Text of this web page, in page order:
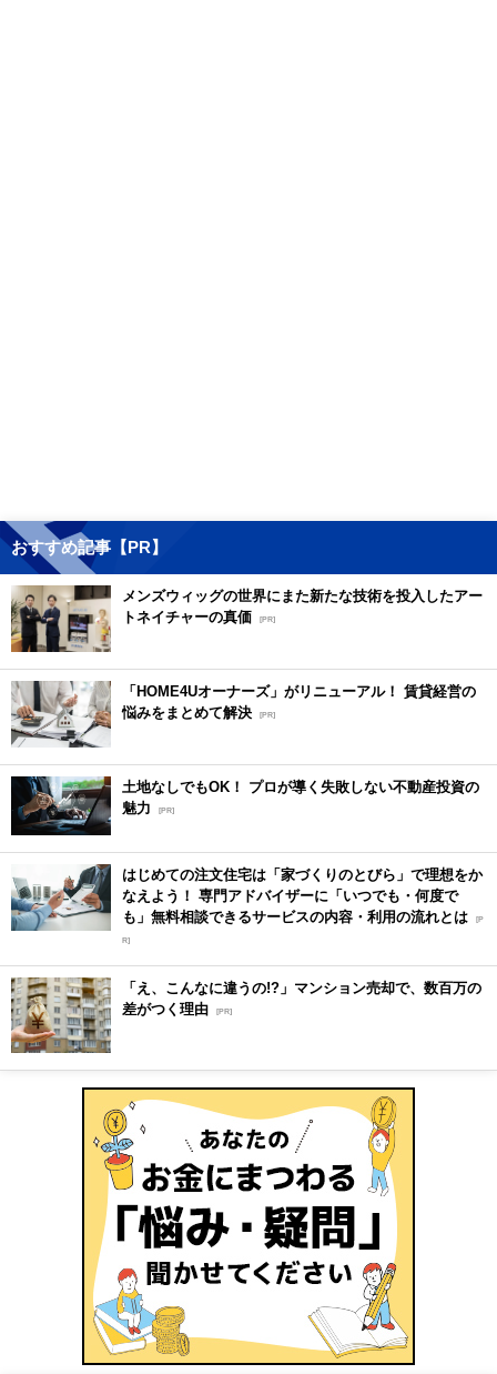
おすすめ記事【PR】
メンズウィッグの世界にまた新たな技術を投入したアー
トネイチャーの真価 [PR]
「HOME4Uオーナーズ」がリニューアル！ 賃貸経営の
悩みをまとめて解決 [PR]
土地なしでもOK！ プロが導く失敗しない不動産投資の
魅力
[PR]
はじめての注文住宅は「家づくりのとびら」で理想をか
なえよう！ 専門アドバイザーに「いつでも・何度で
も」無料相談できるサービスの内容・利用の流れとは [P
R]
「え、こんなに違うの!?」マンション売却で、数百万の
差がつく理由 [PR]